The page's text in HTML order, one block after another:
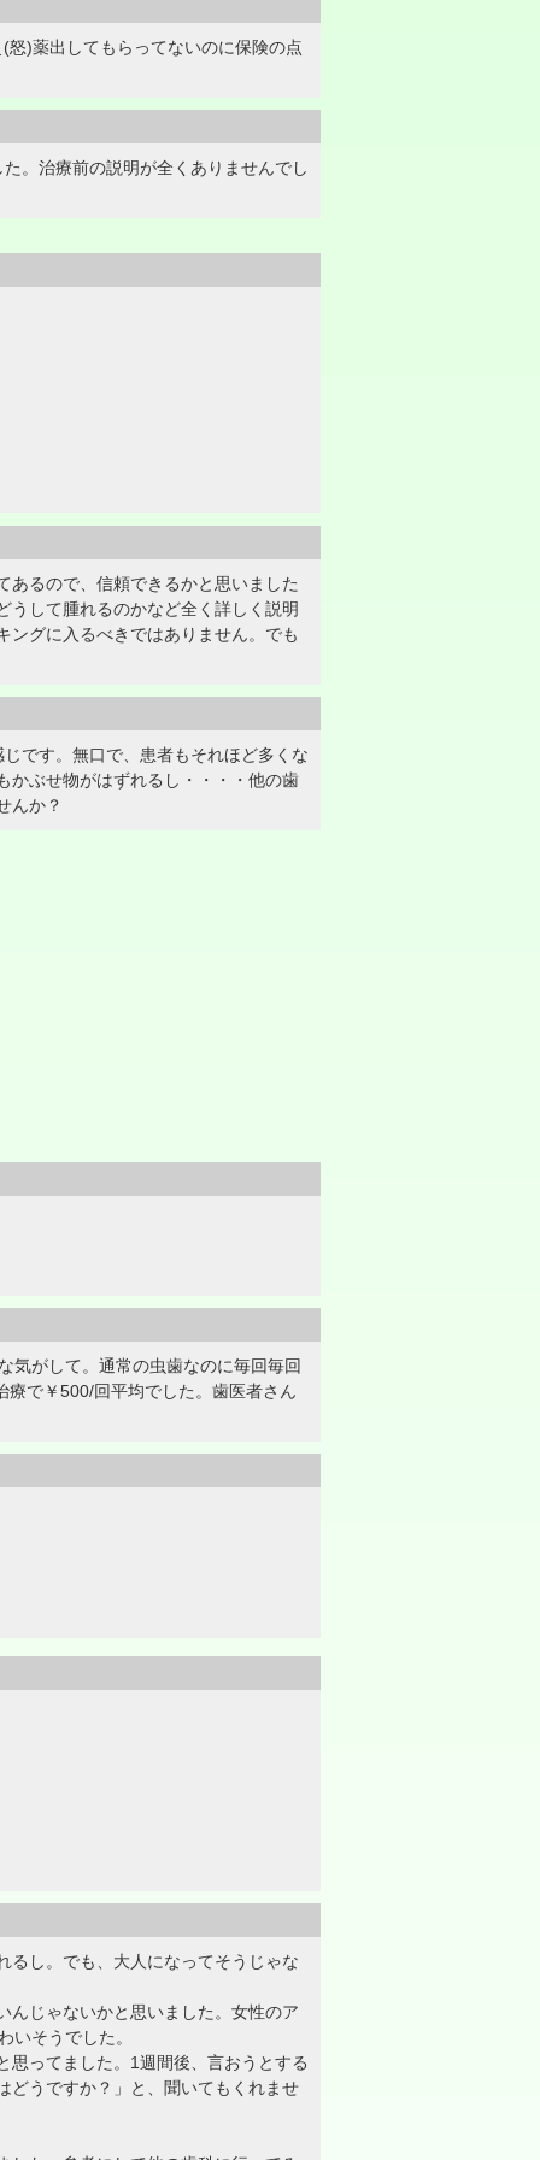
)薬出してもらってないのに保険の点
。治療前の説明が全くありませんでし
あるので、信頼できるかと思いました
うして腫れるのかなど全く詳しく説明
ングに入るべきではありません。でも
です。無口で、患者もそれほど多くな
かぶせ物がはずれるし・・・・他の歯
んか？
気がして。通常の虫歯なのに毎回毎回
で￥500/回平均でした。歯医者さん
るし。でも、大人になってそうじゃな
じゃないかと思いました。女性のア
いそうでした。
ってました。1週間後、言おうとする
どうですか？」と、聞いてもくれませ